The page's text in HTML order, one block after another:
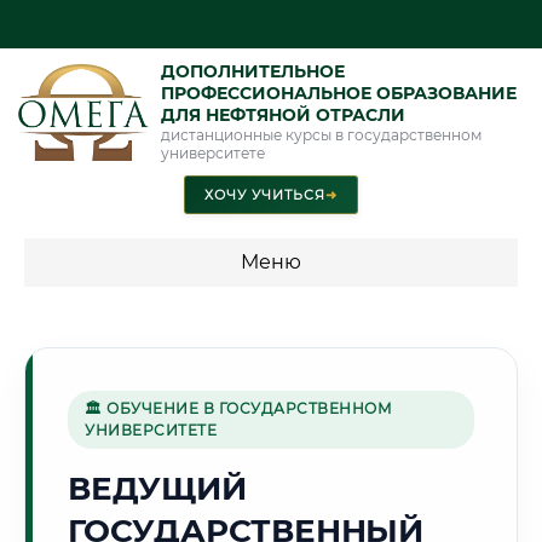
ДОПОЛНИТЕЛЬНОЕ
ПРОФЕССИОНАЛЬНОЕ ОБРАЗОВАНИЕ
ДЛЯ НЕФТЯНОЙ ОТРАСЛИ
дистанционные курсы в государственном
университете
ХОЧУ УЧИТЬСЯ➜
Меню
Г. БЛАГОВЕЩЕНСК
🏛 ОБУЧЕНИЕ В ГОСУДАРСТВЕННОМ
УНИВЕРСИТЕТЕ
ВЕДУЩИЙ
ГОСУДАРСТВЕННЫЙ